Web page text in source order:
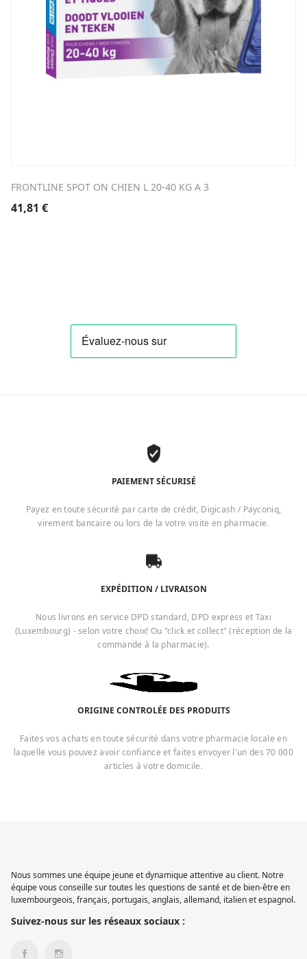
FRONTLINE SPOT ON CHIEN L 20-40 KG A 3
41,81 €
PAIEMENT SÉCURISÉ
Payez en toute sécurité par carte de crédit, Digicash / Payconiq,
virement bancaire ou lors de la votre visite en pharmacie.
EXPÉDITION / LIVRAISON
Nous livrons en service DPD standard, DPD express et Taxi
(Luxembourg) - selon votre choix! Ou "click et collect" (réception de la
commande à la pharmacie).
ORIGINE CONTROLÉE DES PRODUITS
Faites vos achats en toute sécurité dans votre pharmacie locale en
laquelle vous pouvez avoir confiance et faites envoyer l'un des 70 000
articles à votre domicile.
Nous sommes une équipe jeune et dynamique attentive au client. Notre
équipe vous conseille sur toutes les questions de santé et de bien-être en
luxembourgeois, français, portugais, anglais, allemand, italien et espagnol.
Suivez-nous sur les réseaux sociaux :